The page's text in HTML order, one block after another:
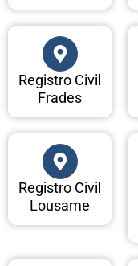
Registro Civil
Frades
Registro Civil
Lousame